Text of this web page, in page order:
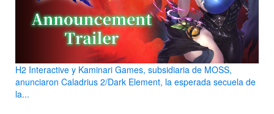
H2 Interactive y Kaminari Games, subsidiaria de MOSS,
anunciaron Caladrius 2/Dark Element, la esperada secuela de
la...